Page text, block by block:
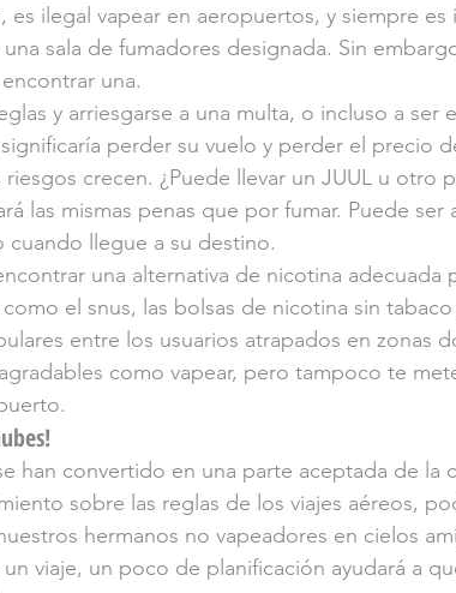
es ilegal vapear en aeropuertos, y siempre es
sala de fumadores designada. Sin
una.
y arriesgarse a una multa, o incluso a ser
perder su vuelo y perder el precio
crecen. ¿Puede llevar un JUUL u otro
las mismas penas que por fumar. Puede
cuando llegue a su destino.
una alternativa de nicotina adecuada
el snus, las bolsas de nicotina sin
entre los usuarios atrapados en zonas
como vapear, pero tampoco te
han convertido en una parte aceptada de la
sobre las reglas de los viajes aéreos,
hermanos no vapeadores en cielos
viaje, un poco de planificación ayudará a